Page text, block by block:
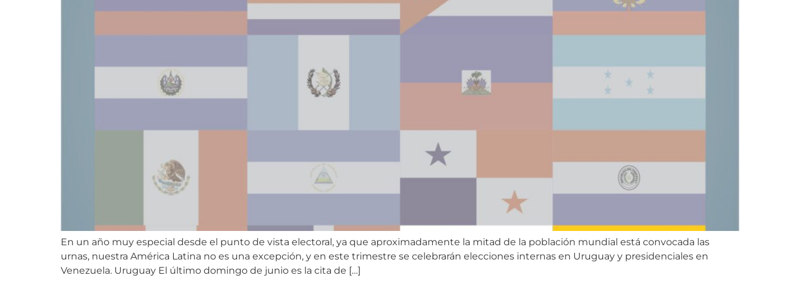
En un año muy especial desde el punto de vista electoral, ya que aproximadamente la mitad de la población mundial está convocada las
urnas, nuestra América Latina no es una excepción, y en este trimestre se celebrarán elecciones internas en Uruguay y presidenciales en
Venezuela. Uruguay El último domingo de junio es la cita de […]